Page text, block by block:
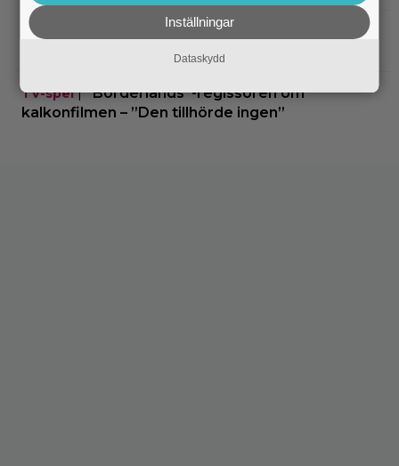
Dokumentär
Från skaparen av ”Tiger King”:
HBO-dokumentär om reptilsmuggling hyllas
TV-spel|”Borderlands”-regissören om
kalkonfilmen – ”Den tillhörde ingen”
Inställningar
Dataskydd